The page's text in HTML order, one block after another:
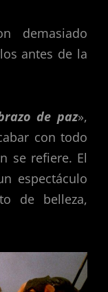
demasiado
antes de la
de paz»,
con todo
se refiere. El
espectáculo
de belleza,